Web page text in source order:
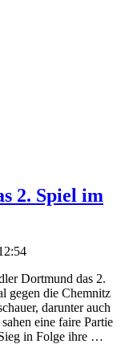
2. Spiel im
Dortmund das 2.
gegen die Chemnitz
darunter auch
eine faire Partie
in Folge ihre …